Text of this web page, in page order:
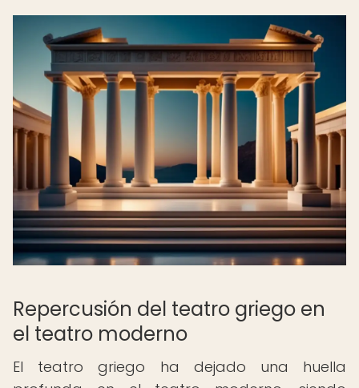
Repercusión del teatro griego en
el teatro moderno
El teatro griego ha dejado una huella